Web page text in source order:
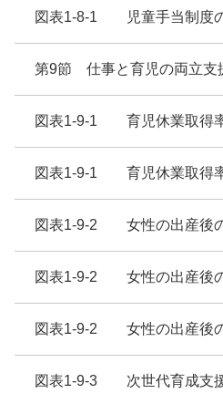
図表1-8-1 児童手当制度
第9節 仕事と育児の両立支
図表1-9-1 育児休業取得
図表1-9-1 育児休業取得
図表1-9-2 女性の出産後の
図表1-9-2 女性の出産後
図表1-9-2 女性の出産後
図表1-9-3 次世代育成支